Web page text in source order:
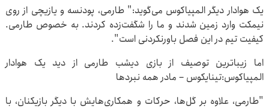
یک هوادار دیگر المپیاکوس می‌گوید:" طارمی، پودنسه و یازیچی از ‌‏روی
نیمکت وارد زمین شدند و ما را شگفت‌زده کردند. به خصوص ‌‏طارمی.
کیفیت تیم در این فصل باورنکردنی است".‏
اما زیباترین توصیف از بازی دیشب طارمی از دید یک هوادار
‌‏المپیاکوس:‏تینایکوس – مادر همه نبردها
‏"طارمی، علاوه بر گل‌ها، حرکات و همکاری‌هایش با دیگر بازیکنان، با